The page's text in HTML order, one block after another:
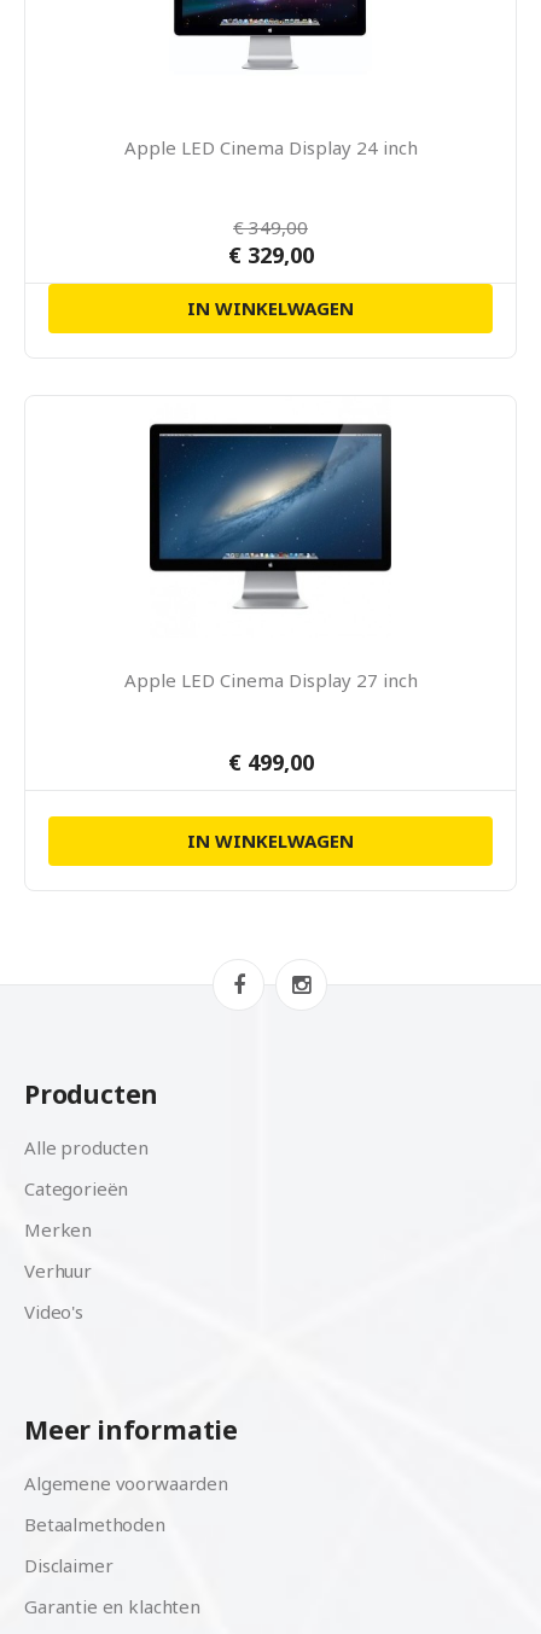
Apple LED Cinema Display 24 inch
€ 349,00
€ 329,00
IN WINKELWAGEN
Apple LED Cinema Display 27 inch
€ 499,00
IN WINKELWAGEN
Producten
Alle producten
Categorieën
Merken
Verhuur
Video's
Meer informatie
Algemene voorwaarden
Betaalmethoden
Disclaimer
Garantie en klachten